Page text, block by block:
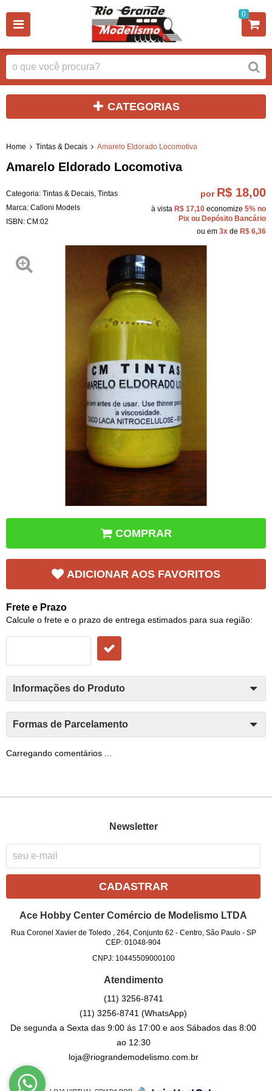
0
CATEGORIAS
Home Tintas & Decais Amarelo Eldorado Locomotiva
Amarelo Eldorado Locomotiva
Categoria: Tintas & Decais Tintas
Marca: Calloni Models
ISBN: CM:02
por R$ 18,00
à vista R$ 17,10 economize 5% no
Pix ou Depósito Bancário
ou em 3x de R$ 6,36
COMPRAR
ADICIONAR AOS FAVORITOS
Frete e Prazo
Calcule o frete e o prazo de entrega estimados para sua região:
Informações do Produto
Formas de Parcelamento
Carregando comentários ...
Newsletter
CADASTRAR
Ace Hobby Center Comércio de Modelismo LTDA
Rua Coronel Xavier de Toledo , 264, Conjunto 62 - Centro, São Paulo- SP
CEP: 01048-904
CNPJ: 10445509000100
Atendimento
(11) 3256-8741
(11) 3256-8741(WhatsApp)
De segunda a Sexta das 9:00 ás 17:00 e aos Sábados das 8:00
ao 12:30
loja@riograndemodelismo.com.br